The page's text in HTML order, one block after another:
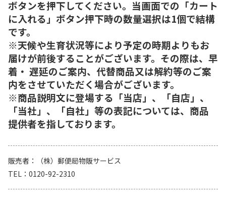
ボタンを押下してください。当画面での「カート
に入れる」ボタン押下時の数量選択は1個で結構
です。
※天候や生育状況等により予定の時期よりもお
届けが前後することがございます。その際は、早
着・ 遅延のご案内、代替商品又は解約等のご案
内をさせていただく場合がございます。
※商品説明文に登場する「当店」、「自店」、
「当社」、「自社」等の表記については、商品
提供者を指しております。
販売者
（株）郵便局物販サービス
TEL
0120-92-2310